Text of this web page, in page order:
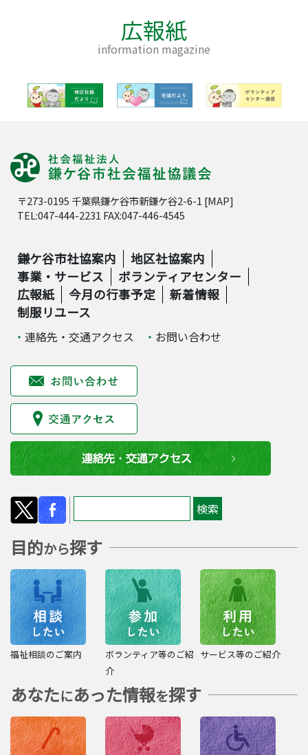
広報紙
information magazine
〒273-0195 千葉県鎌ケ谷市新鎌ケ谷2-6-1 [MAP]
TEL:047-444-2231 FAX:047-446-4545
鎌ケ谷市社協案内
地区社協案内
事業・サービス
ボランティアセンター
広報紙
今月の行事予定
新着情報
制服リユース
連絡先・交通アクセス お問い合わせ
目的から探す
福祉相談のご案内
ボランティア等のご紹
介
サービス等のご紹介
あなたにあった情報を探す